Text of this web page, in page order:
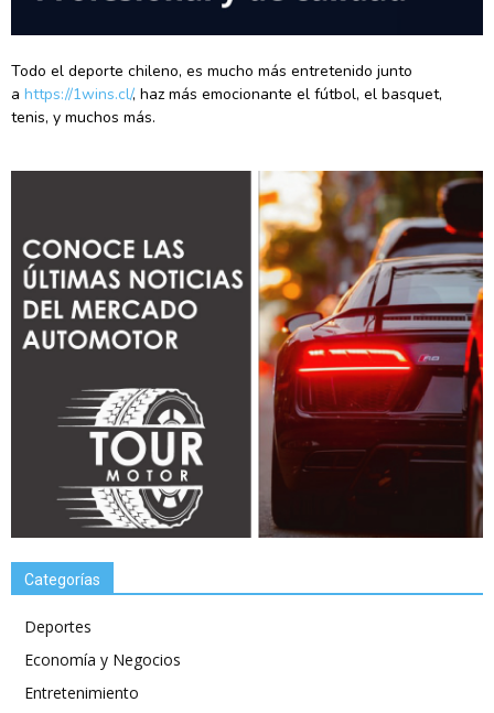
Todo el deporte chileno, es mucho más entretenido junto
a https://1wins.cl/, haz más emocionante el fútbol, el basquet,
tenis, y muchos más.
Categorías
Deportes
Economía y Negocios
Entretenimiento